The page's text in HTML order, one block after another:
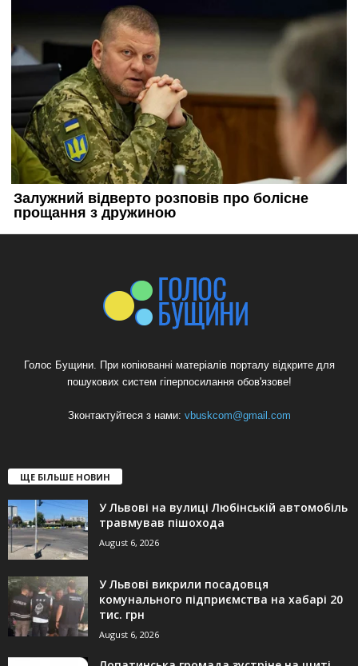
Голос Бущини. При копіюванні матеріалів порталу відкрите для
пошукових систем гіперпосилання обов'язове!
Зконтактуйтеся з нами: vbuskcom@gmail.com
ЩЕ БІЛЬШЕ НОВИН
У Львові на вулиці Любінській автомобіль
травмував пішохода
August 6, 2026
У Львові викрили посадовця
комунального підприємства на хабарі 20
тис. грн
August 6, 2026